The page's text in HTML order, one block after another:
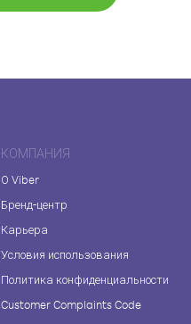
КОМПАНИЯ
О Viber
Бренд-центр
Карьера
Условия использования
Политика конфиденциальности
Customer Complaints Code